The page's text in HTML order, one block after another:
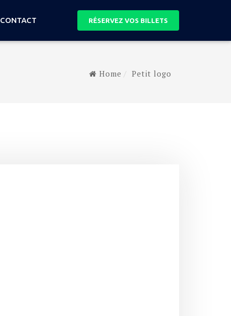
RÉSERVEZ VOS BILLETS
CONTACT
Home Petit logo